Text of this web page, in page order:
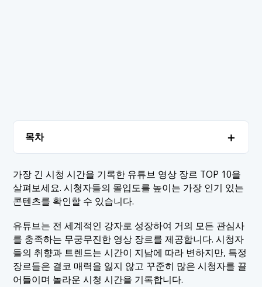
목차 ＋
1.1 1. 게임
1.2 2. 음악
1.3 3. 코미디
1.4 4. 스포츠 및 피트니스
1.5 5. 여행
2. 결론
가장 긴 시청 시간을 기록한 유튜브 영상 장르 TOP 10을
살펴보세요. 시청자들의 몰입도를 높이는 가장 인기 있는
콘텐츠를 확인할 수 있습니다.
유튜브는 전 세계적인 강자로 성장하여 거의 모든 관심사
를 충족하는 무궁무진한 영상 장르를 제공합니다. 시청자
들의 취향과 트렌드는 시간이 지남에 따라 변하지만, 특정
장르들은 결코 매력을 잃지 않고 꾸준히 많은 시청자를 끌
어들이며 놀라운 시청 시간을 기록합니다.